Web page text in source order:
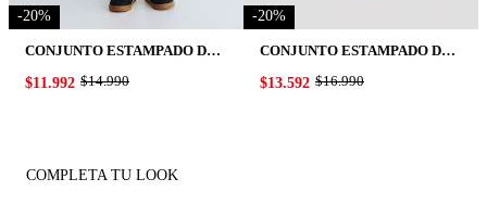
-20%
CONJUNTO ESTAMPADO DE 2 PIEZAS EN TELA DE BUZO
ORIGINAL PRICE:
$14.990
PRICE:
$11.992
-20%
CONJUNTO ESTAMPADO DE 2 PIEZAS EN TEJIDO WAFFLE
ORIGINAL PRICE:
$16.990
PRICE:
$13.592
COMPLETA TU LOOK